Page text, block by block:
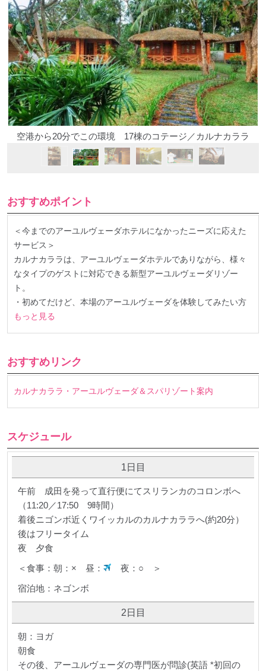
空港から20分でこの環境 17棟のコテージ／カルナカララ
おすすめポイント
＜今までのアーユルヴェーダホテルになかったニーズに応えた
サービス＞
カルナカララは、アーユルヴェーダホテルでありながら、様々
なタイプのゲストに対応できる新型アーユルヴェーダリゾー
ト。
・初めてだけど、本場のアーユルヴェーダを体験してみたい方
もっと見る
おすすめリンク
カルナカララ・アーユルヴェーダ＆スパリゾート案内
スケジュール
1日目
午前 成田を発って直行便にてスリランカのコロンボへ
（11:20／17:50 9時間）
着後ニゴンボ近くワイッカルのカルナカララへ(約20分）
後はフリータイム
夜 夕食
＜食事：朝：× 昼：
夜：○ ＞
宿泊地：ネゴンボ
2日目
朝：ヨガ
朝食
その後、アーユルヴェーダの専門医が問診(英語 *初回の